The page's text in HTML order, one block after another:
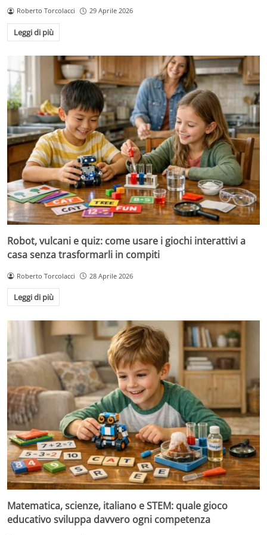
Roberto Torcolacci 29 Aprile 2026
Leggi di più
Robot, vulcani e quiz: come usare i giochi interattivi a
casa senza trasformarli in compiti
Roberto Torcolacci 28 Aprile 2026
Leggi di più
Matematica, scienze, italiano e STEM: quale gioco
educativo sviluppa davvero ogni competenza